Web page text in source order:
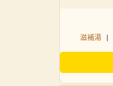
滋補湯 |